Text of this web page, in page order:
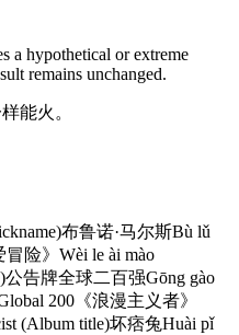
a hypothetical or extreme
remains unchanged.
能火。
布鲁诺·马尔斯Bù lǔ
冒险》 Wèi le ài mào
公告牌全球二百强Gōng gào
200 《浪漫主义者》
(Album title)坏痞兔Huài pǐ